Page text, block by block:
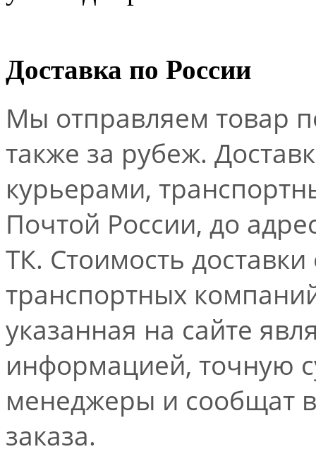
Доставка по России
Мы отправляем товар
также за рубеж.
курьерами,
Почтой России, до
ТК. Стоимость
транспортных
указанная на сайте
информацией, точную
менеджеры и сообщат
заказа.